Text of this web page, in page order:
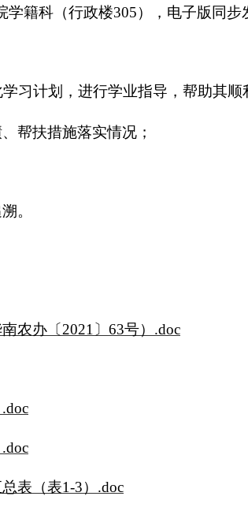
学籍科（行政楼305） ，电子版同
习计划，进行学业指导 ， 帮助其顺
帮扶措施落实情况；
。
农办〔2021〕63号）.doc
表（表1-3）.doc